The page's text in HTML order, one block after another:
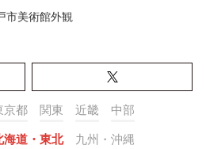
市美術館外観
京都 関東 近畿 中部
海道・東北 九州・沖縄